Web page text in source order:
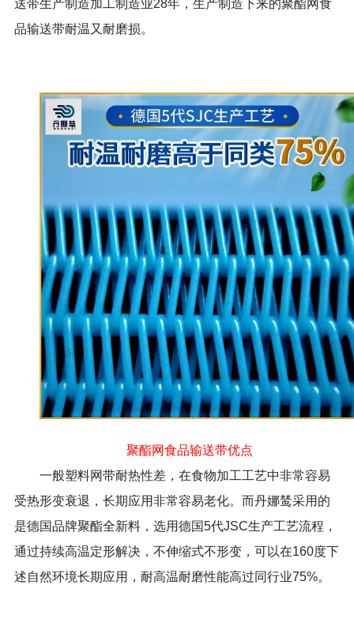
送带生产制造加工制造业28年，生产制造下来的聚酯网食
品输送带耐温又耐磨损。
聚酯网食品输送带优点
一般塑料网带耐热性差，在食物加工工艺中非常容易
受热形变衰退，长期应用非常容易老化。而丹娜鸶采用的
是德国品牌聚酯全新料，选用德国5代JSC生产工艺流程，
通过持续高温定形解决，不伸缩式不形变，可以在160度下
述自然环境长期应用，耐高温耐磨性能高过同行业75%。